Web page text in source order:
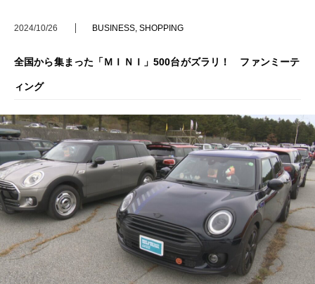
2024/10/26 BUSINESS, SHOPPING
全国から集まった「ＭＩＮＩ」500台がズラリ！ ファンミーテ
ィング